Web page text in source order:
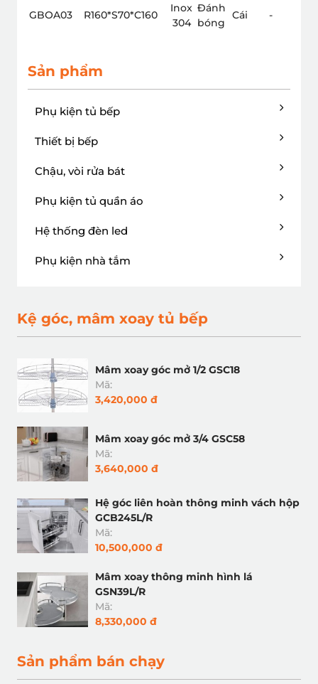
GBOA03
R160*S70*C160
Inox
304
Đánh
bóng
Cái -
Sản phẩm
Phụ kiện tủ bếp
Thiết bị bếp
Chậu, vòi rửa bát
Phụ kiện tủ quần áo
Hệ thống đèn led
Phụ kiện nhà tắm
Kệ góc, mâm xoay tủ bếp
Mâm xoay góc mở 1/2 GSC18
Mã:
3,420,000 đ
Mâm xoay góc mở 3/4 GSC58
Mã:
3,640,000 đ
Hệ góc liên hoàn thông minh vách hộp
GCB245L/R
Mã:
10,500,000 đ
Mâm xoay thông minh hình lá
GSN39L/R
Mã:
8,330,000 đ
Sản phẩm bán chạy